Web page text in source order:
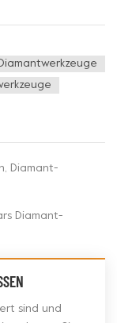
Diamant-
Diamant-
sind und